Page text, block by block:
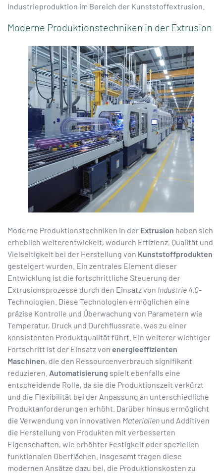
Industrieproduktion im Bereich der Kunststoffextrusion.
Moderne Produktionstechniken in der Extrusion
Moderne Produktionstechniken in der Extrusion haben sich
erheblich weiterentwickelt, wodurch Effizienz, Qualität und
Vielseitigkeit bei der Herstellung von Kunststoffprodukten
gesteigert wurden. Ein zentrales Element dieser
Entwicklung ist die fortschrittliche Steuerung der
Extrusionsprozesse durch den Einsatz von Industrie 4.0-
Technologien. Diese Technologien ermöglichen eine
präzise Kontrolle und Überwachung von Parametern wie
Temperatur, Druck und Durchflussrate, was zu einer
konsistenten Produktqualität führt. Ein weiterer wichtiger
Fortschritt ist der Einsatz von energieeffizienten
Maschinen, die den Ressourcenverbrauch signifikant
reduzieren. Automatisierung spielt ebenfalls eine
entscheidende Rolle, da sie die Produktionszeit verkürzt
und die Flexibilität bei der Anpassung an unterschiedliche
Produktanforderungen erhöht. Darüber hinaus ermöglicht
die Verwendung von innovativen Materialien und Additiven
die Herstellung von Produkten mit verbesserten
Eigenschaften, wie erhöhter Festigkeit oder speziellen
funktionalen Oberflächen. Insgesamt tragen diese
modernen Ansätze dazu bei, die Produktionskosten zu